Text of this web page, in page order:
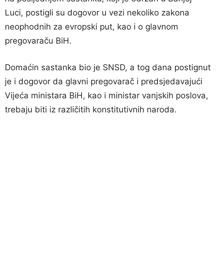
Luci, postigli su dogovor u vezi nekoliko zakona
neophodnih za evropski put, kao i o glavnom
pregovaraču BiH.
Domaćin sastanka bio je SNSD, a tog dana postignut
je i dogovor da glavni pregovarač i predsjedavajući
Vijeća ministara BiH, kao i ministar vanjskih poslova,
trebaju biti iz različitih konstitutivnih naroda.